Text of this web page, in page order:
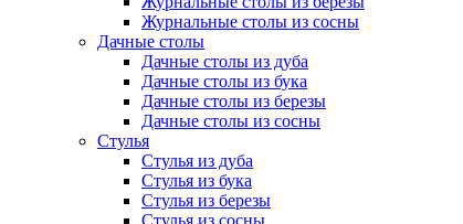
Журнальные столы из сосны
Дачные столы
Дачные столы из дуба
Дачные столы из бука
Дачные столы из березы
Дачные столы из сосны
Стулья
Стулья из дуба
Стулья из бука
Стулья из березы
Стулья из сосны